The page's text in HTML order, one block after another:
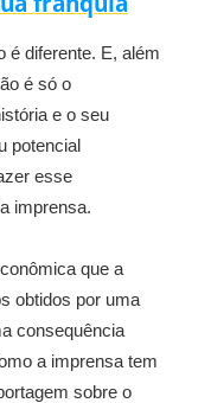
é diferente. E, além
é só o
e o seu
potencial
esse
imprensa.
que a
obtidos por uma
consequência
a imprensa tem
sobre o